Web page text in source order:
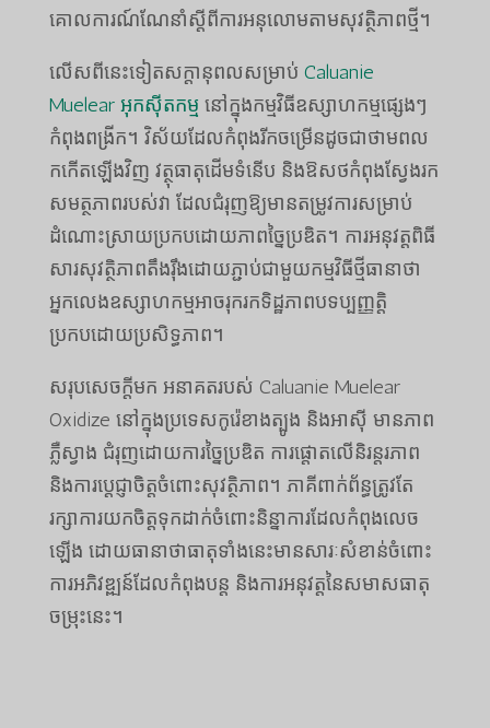
គោលការណ៍ណែនាំស្តីពីការអនុលោមតាមសុវត្ថិភាពថ្មី។
លើសពីនេះទៀតសក្តានុពលសម្រាប់ Caluanie
Muelear អុកស៊ីតកម្ម នៅក្នុងកម្មវិធីឧស្សាហកម្មផ្សេងៗ
កំពុងពង្រីក។ វិស័យដែលកំពុងរីកចម្រើនដូចជាថាមពល
កកើតឡើងវិញ វត្ថុធាតុដើមទំនើប និងឱសថកំពុងស្វែងរក
សមត្ថភាពរបស់វា ដែលជំរុញឱ្យមានតម្រូវការសម្រាប់
ដំណោះស្រាយប្រកបដោយភាពច្នៃប្រឌិត។ ការអនុវត្តពិធី
សារសុវត្ថិភាពតឹងរ៉ឹងដោយភ្ជាប់ជាមួយកម្មវិធីថ្មីធានាថា
អ្នកលេងឧស្សាហកម្មអាចរុករកទិដ្ឋភាពបទប្បញ្ញត្តិ
ប្រកបដោយប្រសិទ្ធភាព។
សរុបសេចក្តីមក អនាគតរបស់ Caluanie Muelear
Oxidize នៅក្នុងប្រទេសកូរ៉េខាងត្បូង និងអាស៊ី មានភាព
ភ្លឺស្វាង ជំរុញដោយការច្នៃប្រឌិត ការផ្តោតលើនិរន្តរភាព
និងការប្តេជ្ញាចិត្តចំពោះសុវត្ថិភាព។ ភាគីពាក់ព័ន្ធត្រូវតែ
រក្សាការយកចិត្តទុកដាក់ចំពោះនិន្នាការដែលកំពុងលេច
ឡើង ដោយធានាថាធាតុទាំងនេះមានសារៈសំខាន់ចំពោះ
ការអភិវឌ្ឍន៍ដែលកំពុងបន្ត និងការអនុវត្តនៃសមាសធាតុ
ចម្រុះនេះ។